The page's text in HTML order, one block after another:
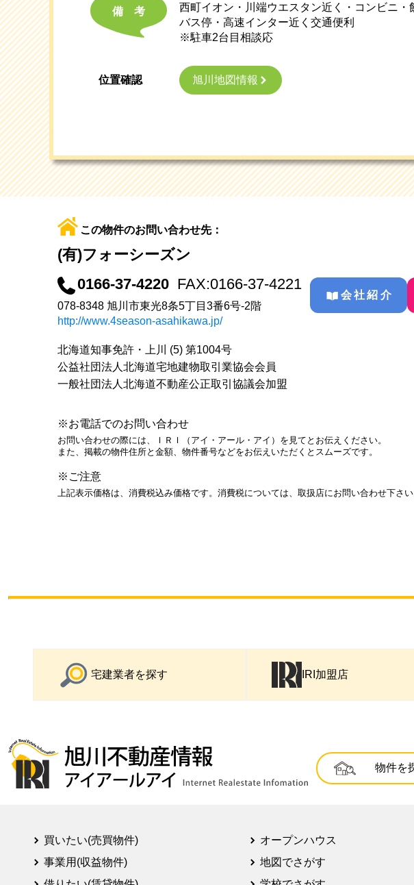
備考
西町イオン・川端ウエスタン近く・コンビニ
バス停・高速インター近く交通便利
※駐車2台目相談応
位置確認 旭川地図情報
この物件のお問い合わせ先：
(有)フォーシーズン
0166-37-4220 FAX:0166-37-4221
078-8348 旭川市東光8条5丁目3番6号-2階
http://www.4season-asahikawa.jp/
会社紹介
北海道知事免許・上川 (5) 第1004号
公益社団法人北海道宅地建物取引業協会会員
一般社団法人北海道不動産公正取引協議会加盟
※お電話でのお問い合わせ
お問い合わせの際には、ＩＲＩ（アイ・アール・アイ）を見てとお伝えください。
また、掲載の物件住所と金額、物件番号などをお伝えいただくとスムーズです。
※ご注意
上記表示価格は、消費税込み価格です。消費税については、取扱店にお問い合わせ下さい
宅建業者を探す IRI加盟店
物件を
買いたい(売買物件)
事業用(収益物件)
オープンハウス
地図でさがす